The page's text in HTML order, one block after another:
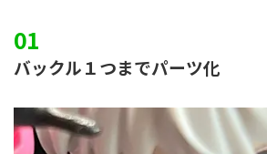
バックル１つまでパーツ化